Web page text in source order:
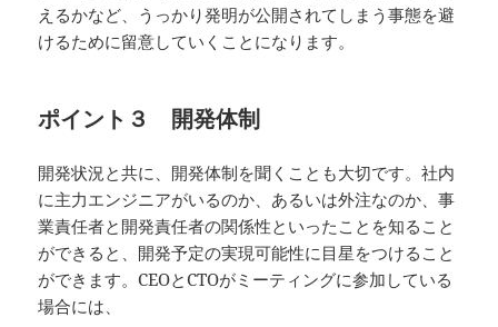
えるかなど、うっかり発明が公開されてしまう事態を避
けるために留意していくことになります。
ポイント３ 開発体制
開発状況と共に、開発体制を聞くことも大切です。社内
に主力エンジニアがいるのか、あるいは外注なのか、事
業責任者と開発責任者の関係性といったことを知ること
ができると、開発予定の実現可能性に目星をつけること
ができます。CEOとCTOがミーティングに参加している
場合には、